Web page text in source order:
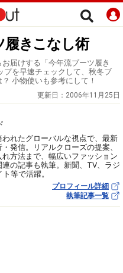
履きこなし術
届けする「今年流ブーツ履き
プを早速チェックして、秋冬ブ
小物使いも参考にして！
更新日： 2006年11月25日
れたグローバルな視点で、最新
発信。リアルクローズの提案、
方法まで、幅広いファッション
の記事も執筆。新聞、TV、ラジ
等で活躍。
プロフィール詳細
執筆記事一覧